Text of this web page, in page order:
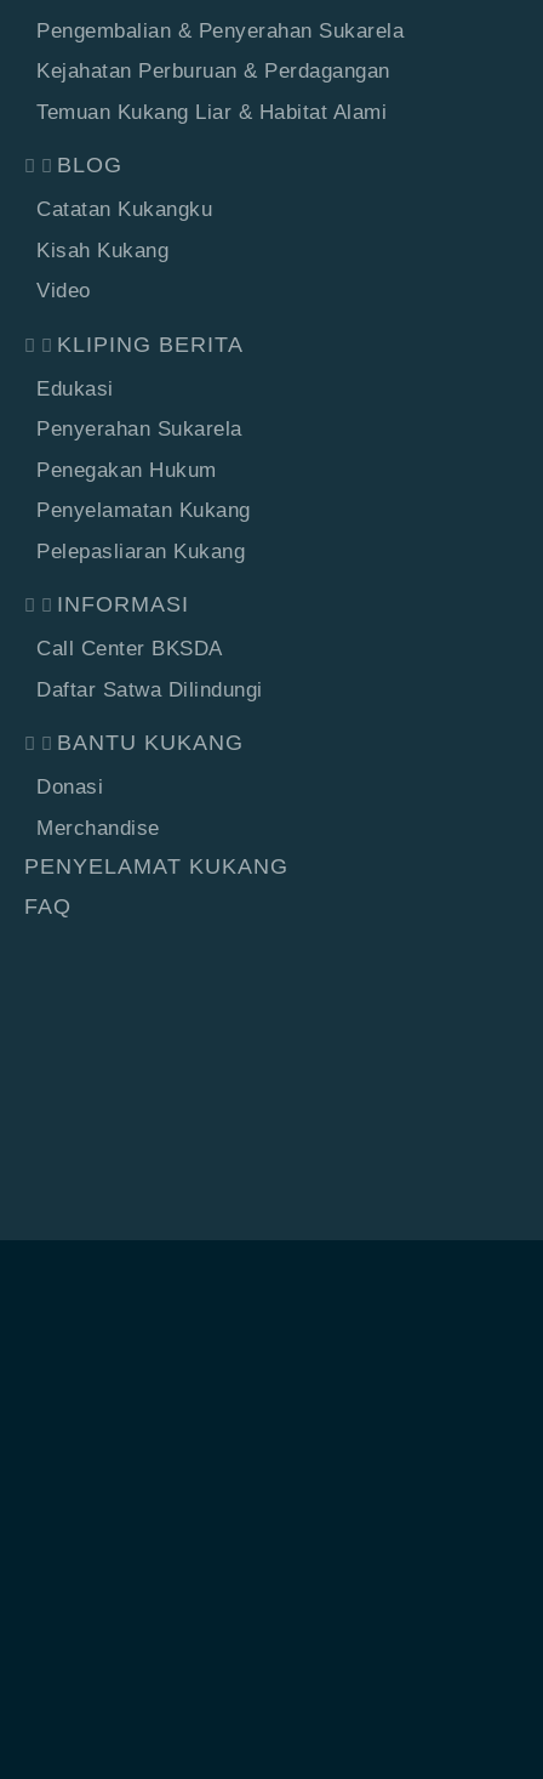
Pengembalian & Penyerahan Sukarela
Kejahatan Perburuan & Perdagangan
Temuan Kukang Liar & Habitat Alami
BLOG
Catatan Kukangku
Kisah Kukang
Video
KLIPING BERITA
Edukasi
Penyerahan Sukarela
Penegakan Hukum
Penyelamatan Kukang
Pelepasliaran Kukang
INFORMASI
Call Center BKSDA
Daftar Satwa Dilindungi
BANTU KUKANG
Donasi
Merchandise
PENYELAMAT KUKANG
FAQ